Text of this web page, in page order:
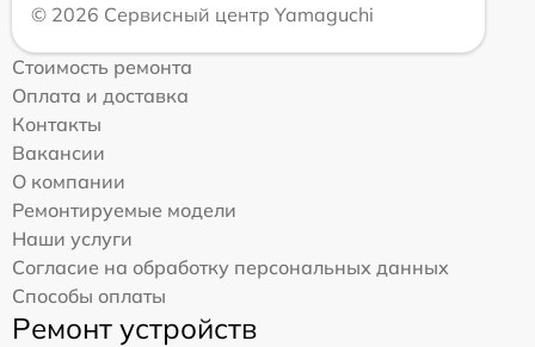
© 2026 Сервисный центр Yamaguchi
Стоимость ремонта
Оплата и доставка
Контакты
Вакансии
О компании
Ремонтируемые модели
Наши услуги
Согласие на обработку персональных данных
Способы оплаты
Ремонт устройств